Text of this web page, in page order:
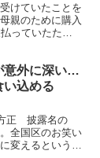
けていたことを
親のために購入
っていたため
意外に深い…
い込める
正 披露名の
全国区のお笑い
変えるという無